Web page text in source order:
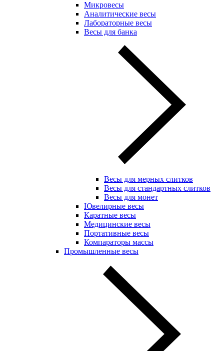
Микровесы
Аналитические весы
Лабораторные весы
Весы для банка
Весы для мерных слитков
Весы для стандартных слитков
Весы для монет
Ювелирные весы
Каратные весы
Медицинские весы
Портативные весы
Компараторы массы
Промышленные весы